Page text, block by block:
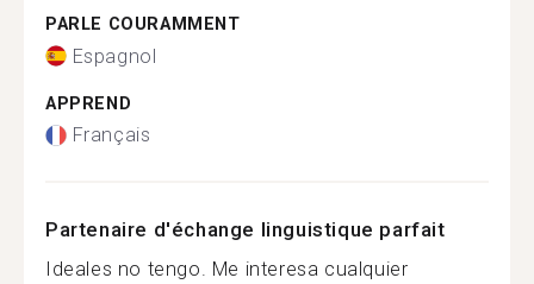
PARLE COURAMMENT
Espagnol
APPREND
Français
Partenaire d'échange linguistique parfait
Ideales no tengo. Me interesa cualquier